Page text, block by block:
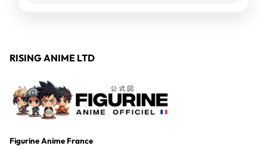
RISING ANIME LTD
Figurine Anime France